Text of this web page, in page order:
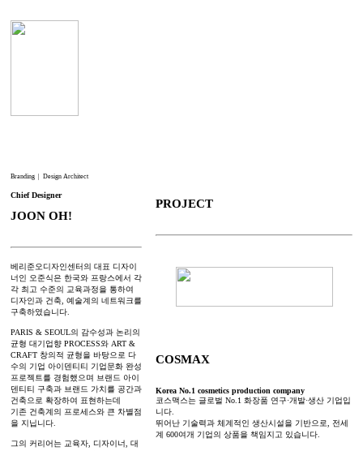
PROJECT
COSMAX
Korea No.1 cosmetics production company
코스맥스는 글로벌 No.1 화장품 연구·개발·생산 기업입
니다.
뛰어난 기술력과 체계적인 생산시설을 기반으로, 전세
계 600여개 기업의 상품을 책임지고 있습니다.
Branding | Design Architect
Chief Designer
JOON OH!
베리준오디자인센터의 대표 디자이
너인 오준식은 한국와 프랑스에서 각
각 최고 수준의 교육과정을 통하여
디자인과 건축, 예술계의 네트워크를
구축하였습니다.
PARIS & SEOUL의 감수성과 논리의
균형 대기업향 PROCESS와 ART &
CRAFT 창의적 균형을 바탕으로 다
수의 기업 아이덴티티 기업문화 완성
프로젝트를 경험했으며 브랜드 아이
덴티티 구축과 브랜드 가치를 공간과
건축으로 확장하여 표현하는데
기존 건축계의 프로세스와 큰 차별점
을 지닙니다.
그의 커리어는 교육자, 디자이너, 대